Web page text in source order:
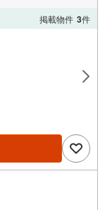
掲載物件 3件